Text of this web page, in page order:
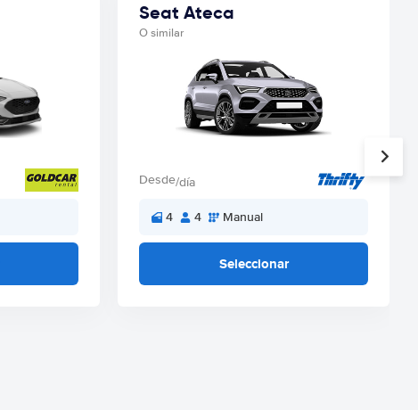
Seat Ateca
O similar
Desde/día
4 4 Manual
Seleccionar